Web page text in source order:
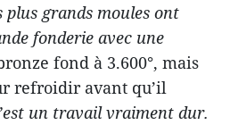
plus grands moules ont
fonderie avec une
fond à 3.600°, mais
refroidir avant qu’il
un travail vraiment dur.